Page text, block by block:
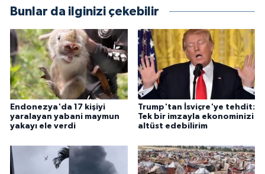
Bunlar da ilginizi çekebilir
Endonezya'da 17 kişiyi
yaralayan yabani maymun
yakayı ele verdi
Trump'tan İsviçre'ye tehdit:
Tek bir imzayla ekonominizi
altüst edebilirim